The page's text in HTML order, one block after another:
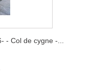
- Col de cygne -...